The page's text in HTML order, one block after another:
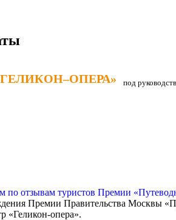
под
по отзывам туристов Премии
Премии Правительства Москвы
«Геликон-опера».